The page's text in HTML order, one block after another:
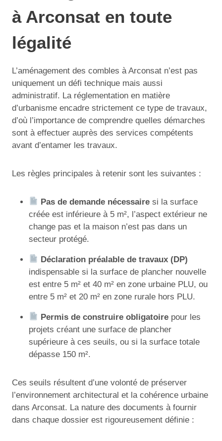
à Arconsat en toute
légalité
L’aménagement des combles à Arconsat n’est pas
uniquement un défi technique mais aussi
administratif. La réglementation en matière
d’urbanisme encadre strictement ce type de travaux,
d’où l’importance de comprendre quelles démarches
sont à effectuer auprès des services compétents
avant d’entamer les travaux.
Les règles principales à retenir sont les suivantes :
Pas de demande nécessaire si la surface
créée est inférieure à 5 m², l’aspect extérieur ne
change pas et la maison n’est pas dans un
secteur protégé.
Déclaration préalable de travaux (DP)
indispensable si la surface de plancher nouvelle
est entre 5 m² et 40 m² en zone urbaine PLU, ou
entre 5 m² et 20 m² en zone rurale hors PLU.
Permis de construire obligatoire pour les
projets créant une surface de plancher
supérieure à ces seuils, ou si la surface totale
dépasse 150 m².
Ces seuils résultent d’une volonté de préserver
l’environnement architectural et la cohérence urbaine
dans Arconsat. La nature des documents à fournir
dans chaque dossier est rigoureusement définie :